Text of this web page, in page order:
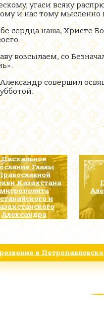
угаси всяку
и нас тому
сердца наша,
возсылаем, со
совершил
Пасхальное
Главы
Казахстана
и
Александра
в